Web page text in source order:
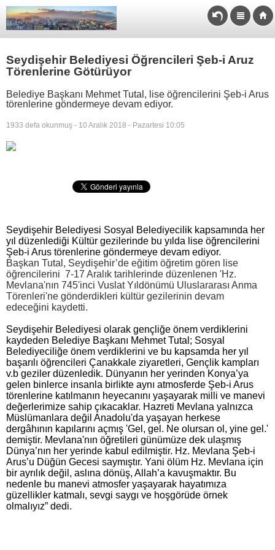
Seydişehir Belediyesi Öğrencileri Şeb-i Aruz
Törenlerine Götürüyor
Belediye Başkanı Mehmet Tutal, lise öğrencilerini Şeb-i Arus
törenlerine göndermeye devam ediyor.
1933 defa okunmuş - 10 Aralık 2018 - Pazartesi 10:05
Seydişehir Belediyesi Sosyal Belediyecilik kapsamında her
yıl düzenlediği Kültür gezilerinde bu yılda lise öğrencilerini
Şeb-i Arus törenlerine göndermeye devam ediyor.
Başkan Tutal, Seydişehir’de eğitim öğretim gören lise
öğrencilerini 7-17 Aralık tarihlerinde düzenlenen 'Hz.
Mevlana'nın 745'inci Vuslat Yıldönümü Uluslararası Anma
Törenleri'ne gönderdikleri kültür gezilerinin devam
edeceğini kaydetti.
Seydişehir Belediyesi olarak gençliğe önem verdiklerini
kaydeden Belediye Başkanı Mehmet Tutal; Sosyal
Belediyeciliğe önem verdiklerini ve bu kapsamda her yıl
başarılı öğrencileri Çanakkale ziyaretleri, Gençlik kampları
v.b geziler düzenledik. Dünyanın her yerinden Konya’ya
gelen binlerce insanla birlikte aynı atmosferde Şeb-i Arus
törenlerine katılmanın heyecanını yaşayarak milli ve manevi
değerlerimize sahip çıkacaklar. Hazreti Mevlana yalnızca
Müslümanlara değil Anadolu'da yaşayan herkese
dergâhının kapılarını açmış 'Gel, gel. Ne olursan ol, yine gel.'
demiştir. Mevlana'nın öğretileri günümüze dek ulaşmış
Dünya’nın her yerinde kabul edilmiştir. Hz. Mevlana Şeb-i
Arus’u Düğün Gecesi saymıştır. Yani ölüm Hz. Mevlana için
bir ayrılık değil, aslına dönüş, Allah’a kavuşmaktır. Bu
nedenle bu manevi atmosfer yaşayarak hayatımıza
güzellikler katmalı, sevgi saygı ve hoşgörüde örnek
olmalıyız” dedi.